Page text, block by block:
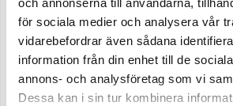
för sociala medier och analysera vår
vidarebefordrar även sådana
information från din enhet till de
annons- och analysföretag som vi
Dessa kan i sin tur kombinera